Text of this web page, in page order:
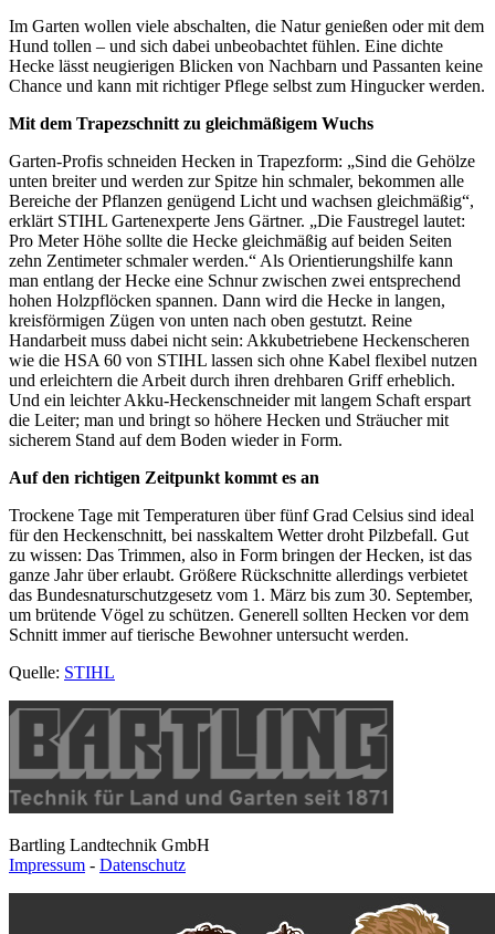
Im Garten wollen viele abschalten, die Natur genießen oder mit dem
Hund tollen – und sich dabei unbeobachtet fühlen. Eine dichte
Hecke lässt neugierigen Blicken von Nachbarn und Passanten keine
Chance und kann mit richtiger Pflege selbst zum Hingucker werden.
Mit dem Trapezschnitt zu gleichmäßigem Wuchs
Garten-Profis schneiden Hecken in Trapezform: „Sind die Gehölze
unten breiter und werden zur Spitze hin schmaler, bekommen alle
Bereiche der Pflanzen genügend Licht und wachsen gleichmäßig“,
erklärt STIHL Gartenexperte Jens Gärtner. „Die Faustregel lautet:
Pro Meter Höhe sollte die Hecke gleichmäßig auf beiden Seiten
zehn Zentimeter schmaler werden.“ Als Orientierungshilfe kann
man entlang der Hecke eine Schnur zwischen zwei entsprechend
hohen Holzpflöcken spannen. Dann wird die Hecke in langen,
kreisförmigen Zügen von unten nach oben gestutzt. Reine
Handarbeit muss dabei nicht sein: Akkubetriebene Heckenscheren
wie die HSA 60 von STIHL lassen sich ohne Kabel flexibel nutzen
und erleichtern die Arbeit durch ihren drehbaren Griff erheblich.
Und ein leichter Akku-Heckenschneider mit langem Schaft erspart
die Leiter; man und bringt so höhere Hecken und Sträucher mit
sicherem Stand auf dem Boden wieder in Form.
Auf den richtigen Zeitpunkt kommt es an
Trockene Tage mit Temperaturen über fünf Grad Celsius sind ideal
für den Heckenschnitt, bei nasskaltem Wetter droht Pilzbefall. Gut
zu wissen: Das Trimmen, also in Form bringen der Hecken, ist das
ganze Jahr über erlaubt. Größere Rückschnitte allerdings verbietet
das Bundesnaturschutzgesetz vom 1. März bis zum 30. September,
um brütende Vögel zu schützen. Generell sollten Hecken vor dem
Schnitt immer auf tierische Bewohner untersucht werden.
Quelle: STIHL
Bartling Landtechnik GmbH
Impressum - Datenschutz